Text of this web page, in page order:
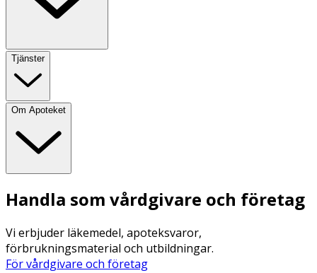
Tjänster
Om Apoteket
Handla som vårdgivare och företag
Vi erbjuder läkemedel, apoteksvaror,
förbrukningsmaterial och utbildningar.
För vårdgivare och företag